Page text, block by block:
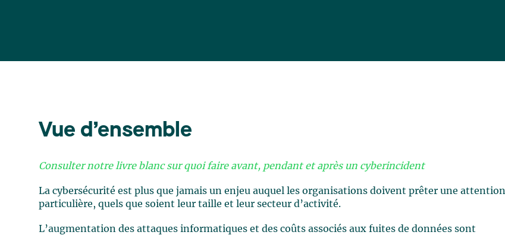
Vue d’ensemble
Consulter notre livre blanc sur quoi faire avant, pendant et après un cyberincident
La cybersécurité est plus que jamais un enjeu auquel les organisations doivent prêter une attention
particulière, quels que soient leur taille et leur secteur d’activité.
L’augmentation des attaques informatiques et des coûts associés aux fuites de données sont